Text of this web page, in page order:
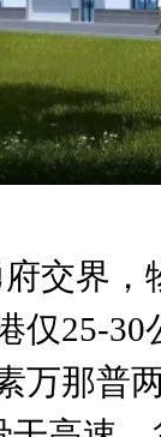
交界
仅25-
万那普